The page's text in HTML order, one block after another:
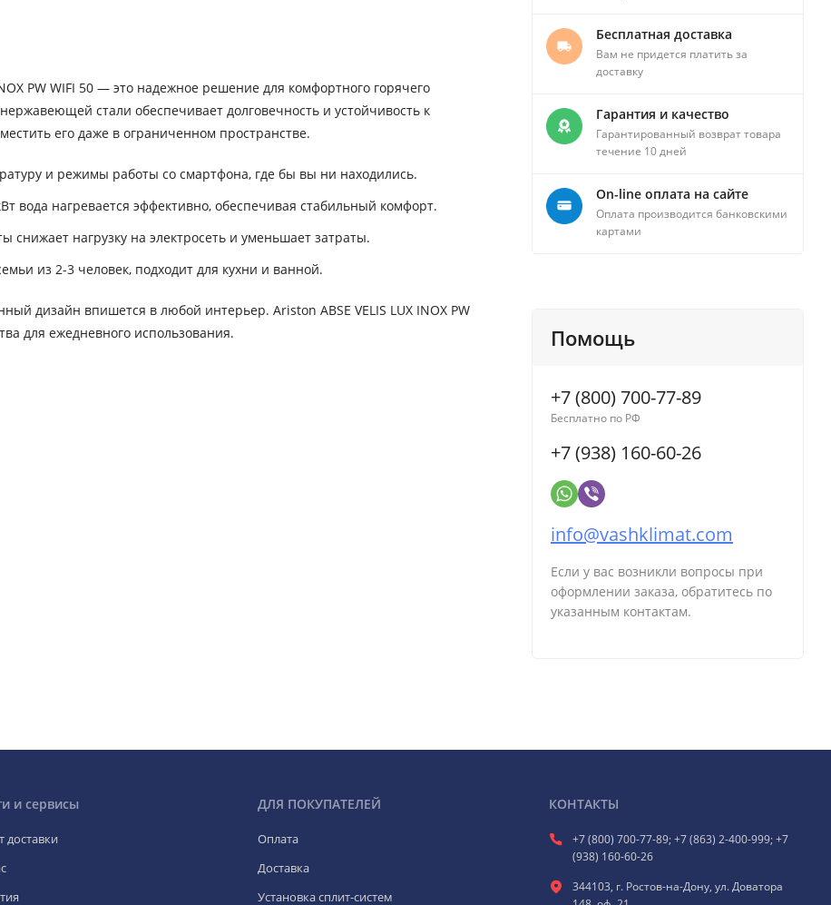
PW WIFI 50 — это надежное решение для комфортного горячего
стали обеспечивает долговечность и устойчивость к
его даже в ограниченном пространстве.
и режимы работы со смартфона, где бы вы ни находились.
вода нагревается эффективно, обеспечивая стабильный комфорт.
нагрузку на электросеть и уменьшает затраты.
из 2-3 человек, подходит для кухни и ванной.
дизайн впишется в любой интерьер. Ariston ABSE VELIS LUX INOX PW
для ежедневного использования.
Бесплатная доставка
Вам не придется платить за
доставку
Гарантия и качество
Гарантированный возврат товара
течение 10 дней
On-line оплата на сайте
Оплата производится банковскими
картами
Помощь
+7 (800) 700-77-89
Бесплатно по РФ
+7 (938) 160-60-26
info@vashklimat.com
Если у вас возникли вопросы при
оформлении заказа, обратитесь по
указанным контактам.
и сервисы
доставки
ДЛЯ ПОКУПАТЕЛЕЙ
Оплата
Доставка
Установка сплит-систем
КОНТАКТЫ
+7 (800) 700-77-89; +7 (863) 2-400-999; +7
(938) 160-60-26
344103, г. Ростов-на-Дону, ул. Доватора